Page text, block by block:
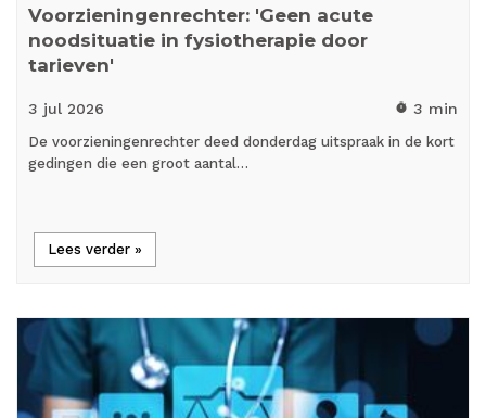
Voorzieningenrechter: 'Geen acute
noodsituatie in fysiotherapie door
tarieven'
3 jul 2026 timer 3 min
De voorzieningenrechter deed donderdag uitspraak in de kort
gedingen die een groot aantal…
Lees verder »